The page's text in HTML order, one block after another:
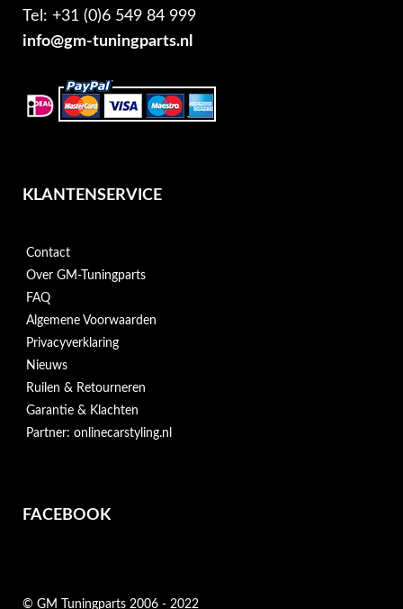
Tel: +31 (0)6 549 84 999
info@gm-tuningparts.nl
KLANTENSERVICE
Contact
Over GM-Tuningparts
FAQ
Algemene Voorwaarden
Privacyverklaring
Nieuws
Ruilen & Retourneren
Garantie & Klachten
Partner: onlinecarstyling.nl
FACEBOOK
© GM Tuningparts 2006 - 2022